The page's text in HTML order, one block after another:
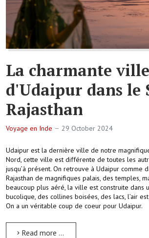
La charmante ville
d'Udaipur dans le
Rajasthan
Voyage en Inde 29 October 2024
Udaipur est la dernière ville de notre
Nord, cette ville est différente de toutes les
jusqu’à présent. On retrouve à Udaipur comme
Rajasthan de magnifiques palais, des temples,
beaucoup plus aéré, la ville est construite dans
bucolique, des collines boisées, des lacs, l’air
On a un véritable coup de coeur pour Udaipur.
Read more …